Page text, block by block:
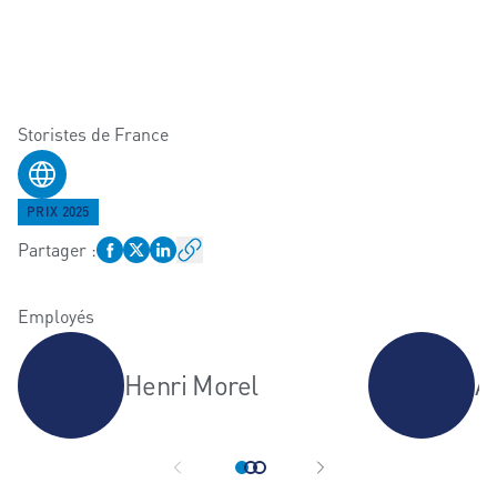
Storistes de France
Site web
PRIX 2025
Partager :
Employés
Henri Morel